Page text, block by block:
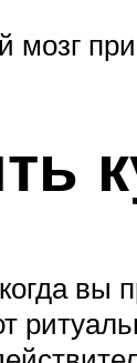
мозг
вы